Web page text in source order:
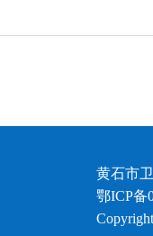
黄石市
鄂ICP备